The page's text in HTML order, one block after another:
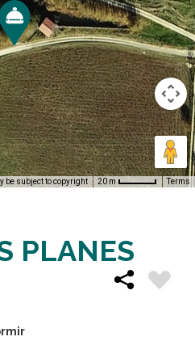
be subject to copyright 20 m Terms
PLANES